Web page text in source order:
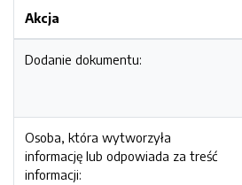
Akcja
Dodanie dokumentu:
Osoba, która wytworzyła
informację lub odpowiada za treść
informacji: